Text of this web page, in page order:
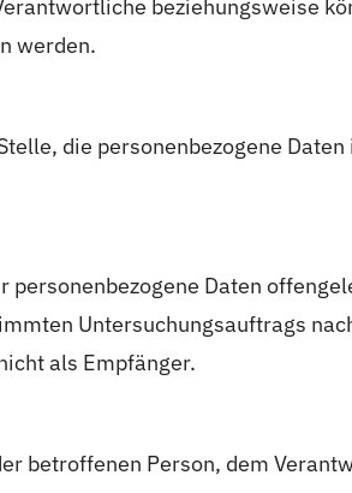
beziehungsweise
werden.
die personenbezogene
Daten
Untersuchungsauftrags
als Empfänger.
betroffenen Person, dem